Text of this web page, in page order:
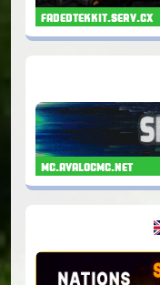
fadedtekkit.serv.cx
mc.avalocmc.net